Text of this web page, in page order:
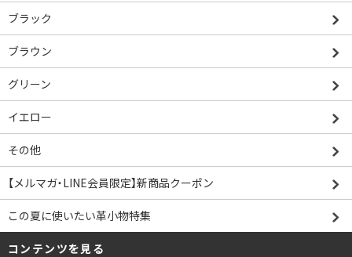
ブラック
ブラウン
グリーン
イエロー
その他
【メルマガ・LINE会員限定】新商品クーポン
この夏に使いたい革小物特集
コンテンツを見る